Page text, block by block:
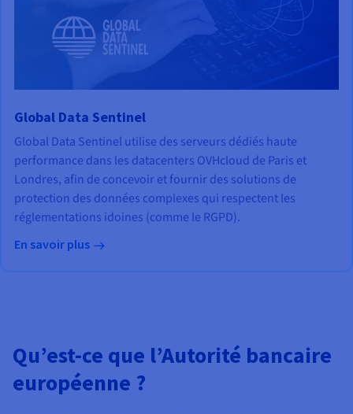
Global Data Sentinel
Global Data Sentinel utilise des serveurs dédiés haute
performance dans les datacenters OVHcloud de Paris et
Londres, afin de concevoir et fournir des solutions de
protection des données complexes qui respectent les
réglementations idoines (comme le RGPD).
En savoir plus
Qu’est-ce que l’Autorité bancaire
européenne ?